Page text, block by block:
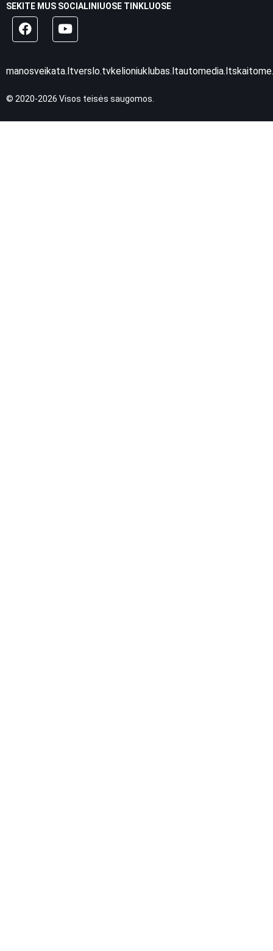
SEKITE MUS SOCIALINIUOSE TINKLUOSE
manosveikata.ltverslo.tvkelioniuklubas.ltautomedia.lt
© 2020-2026 Visos teisės saugomos.